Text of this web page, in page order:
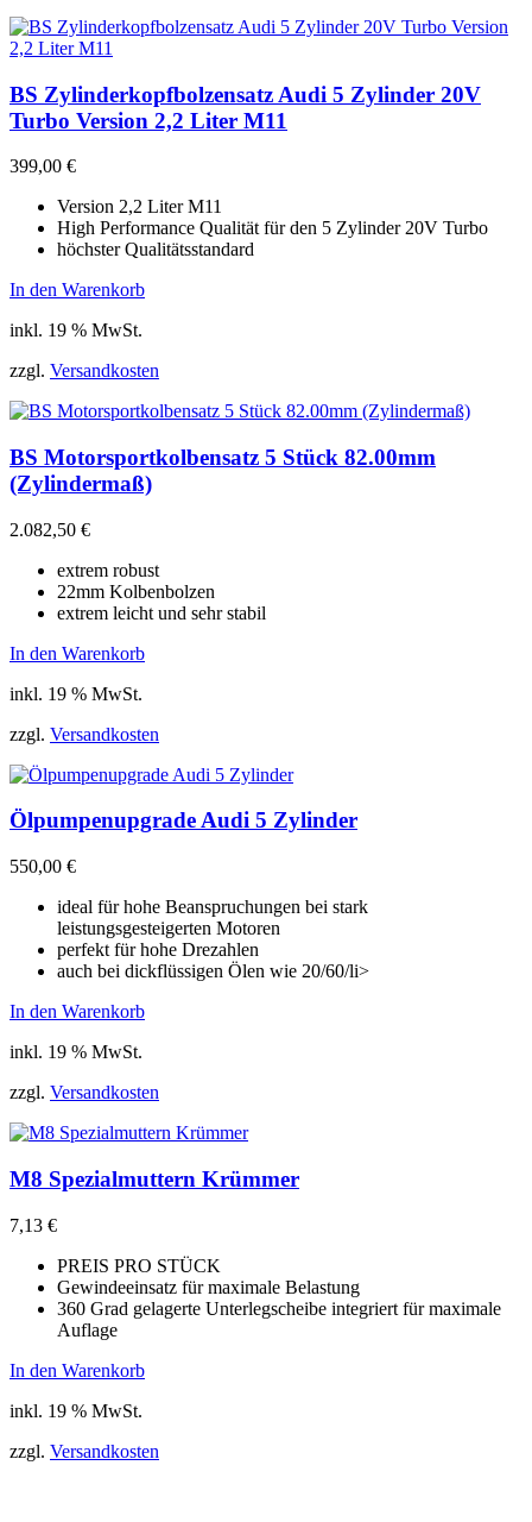
BS Zylinderkopfbolzensatz Audi 5 Zylinder 20V
Turbo Version 2,2 Liter M11
399,00 €
Version 2,2 Liter M11
High Performance Qualität für den 5 Zylinder 20V Turbo
höchster Qualitätsstandard
In den Warenkorb
inkl. 19 % MwSt.
zzgl. Versandkosten
BS Motorsportkolbensatz 5 Stück 82.00mm
(Zylindermaß)
2.082,50 €
extrem robust
22mm Kolbenbolzen
extrem leicht und sehr stabil
In den Warenkorb
inkl. 19 % MwSt.
zzgl. Versandkosten
Ölpumpenupgrade Audi 5 Zylinder
550,00 €
ideal für hohe Beanspruchungen bei stark
leistungsgesteigerten Motoren
perfekt für hohe Drezahlen
auch bei dickflüssigen Ölen wie 20/60/li>
In den Warenkorb
inkl. 19 % MwSt.
zzgl. Versandkosten
M8 Spezialmuttern Krümmer
7,13 €
PREIS PRO STÜCK
Gewindeeinsatz für maximale Belastung
360 Grad gelagerte Unterlegscheibe integriert für maximale
Auflage
In den Warenkorb
inkl. 19 % MwSt.
zzgl. Versandkosten